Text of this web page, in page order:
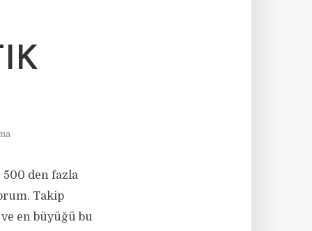
500 den fazla
Takip
ve en büyüğü bu